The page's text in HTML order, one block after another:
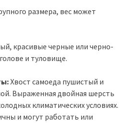
размера, вес может
красивые черные или черно-
и туловище.
Хвост самоеда пушистый и
Выраженная двойная шерсть
климатических условиях.
и могут работать или